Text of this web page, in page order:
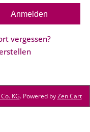
vergessen?
KG. Powered byZen Cart